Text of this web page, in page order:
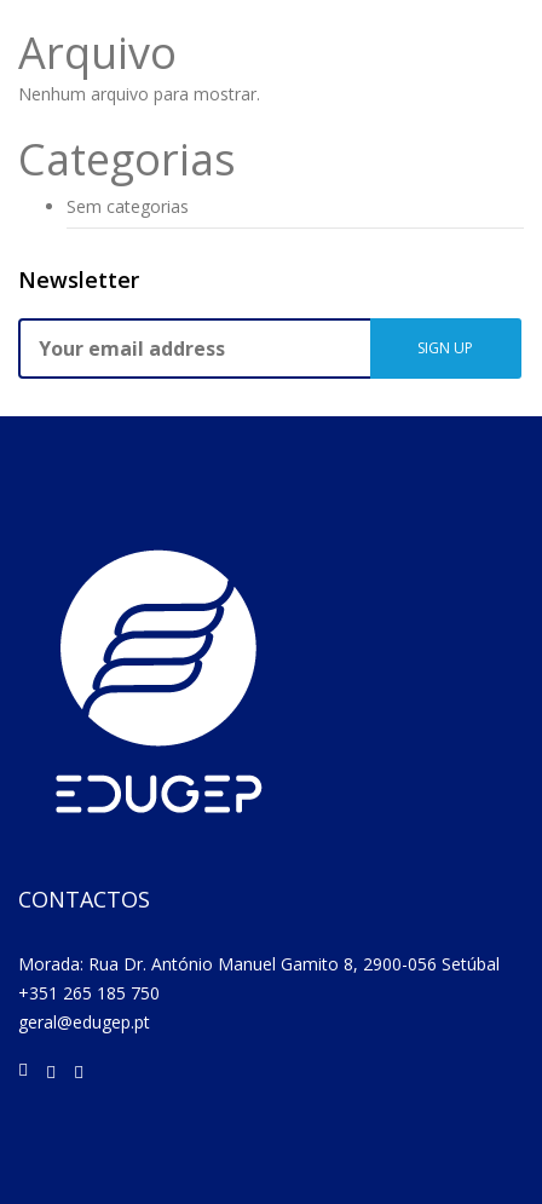
Arquivo
Nenhum arquivo para mostrar.
Categorias
Sem categorias
Newsletter
CONTACTOS
Morada: Rua Dr. António Manuel Gamito 8, 2900-056 Setúbal
+351 265 185 750
geral@edugep.pt